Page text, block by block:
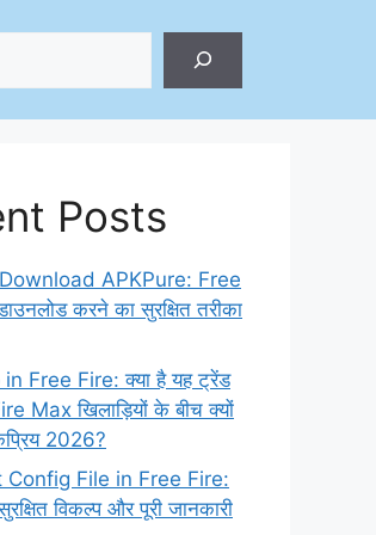
Posts
APKPure: Free
करने का सुरक्षित तरीका
Free Fire: क्या है यह ट्रेंड
Max खिलाड़ियों के बीच क्यों
2026?
Config File in Free Fire:
विकल्प और पूरी जानकारी